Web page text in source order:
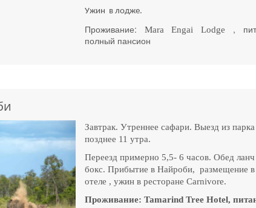
Ужин в лодже.
Проживание: Mara Engai Lodge
,
полный пансион
Завтрак. Утреннее сафари. Выезд из парка
позднее 11 утра.
Переезд примерно 5,5- 6 часов. Обед ланч
бокс. Прибытие в Найроби, размещение в
отеле , ужин в ресторане Carnivore.
Проживание:Tamarind Tree Hotel,